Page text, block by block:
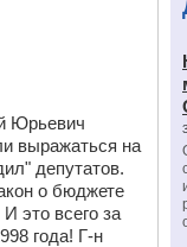
Юрьевич
выражаться на
депутатов.
о бюджете
это всего за
года! Г-н